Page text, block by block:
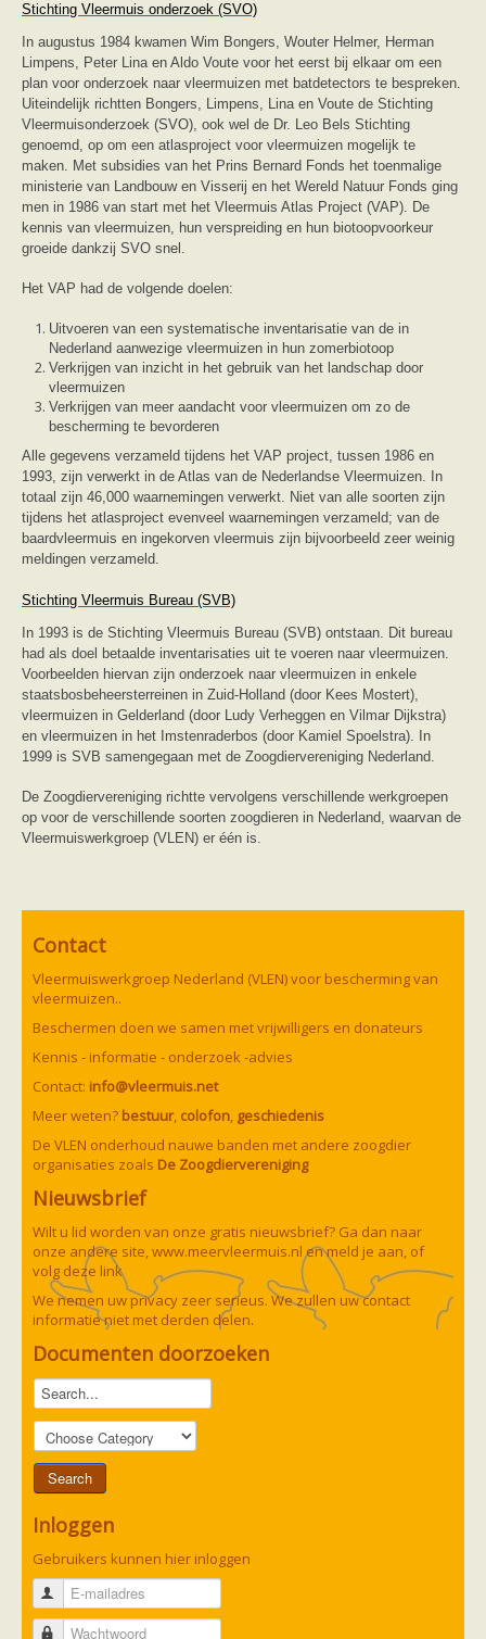
Nieuwsberichten
Informatiefolders
Nederland
Buitenland
Meer dan vleermuizen
Handleidingen
Vlendag presentaties
Vlennieuwsbrief
Overige publicaties
zoonose info (rabies, corona, etc)
rapporten
Handleiding
Overig
Forum
Stichting Vleermuis onderzoek (SVO)
In augustus 1984 kwamen Wim Bongers, Wouter Helmer, Herman
Limpens, Peter Lina en Aldo Voute voor het eerst bij elkaar om een
plan voor onderzoek naar vleermuizen met batdetectors te bespreken.
Uiteindelijk richtten Bongers, Limpens, Lina en Voute de Stichting
Vleermuisonderzoek (SVO), ook wel de Dr. Leo Bels Stichting
genoemd, op om een atlasproject voor vleermuizen mogelijk te
maken. Met subsidies van het Prins Bernard Fonds het toenmalige
ministerie van Landbouw en Visserij en het Wereld Natuur Fonds ging
men in 1986 van start met het Vleermuis Atlas Project (VAP). De
kennis van vleermuizen, hun verspreiding en hun biotoopvoorkeur
groeide dankzij SVO snel.
Het VAP had de volgende doelen:
Uitvoeren van een systematische inventarisatie van de in
Nederland aanwezige vleermuizen in hun zomerbiotoop
Verkrijgen van inzicht in het gebruik van het landschap door
vleermuizen
Verkrijgen van meer aandacht voor vleermuizen om zo de
bescherming te bevorderen
Alle gegevens verzameld tijdens het VAP project, tussen 1986 en
1993, zijn verwerkt in de Atlas van de Nederlandse Vleermuizen. In
totaal zijn 46,000 waarnemingen verwerkt. Niet van alle soorten zijn
tijdens het atlasproject evenveel waarnemingen verzameld; van de
baardvleermuis en ingekorven vleermuis zijn bijvoorbeeld zeer weinig
meldingen verzameld.
Stichting Vleermuis Bureau (SVB)
In 1993 is de Stichting Vleermuis Bureau (SVB) ontstaan. Dit bureau
had als doel betaalde inventarisaties uit te voeren naar vleermuizen.
Voorbeelden hiervan zijn onderzoek naar vleermuizen in enkele
staatsbosbeheersterreinen in Zuid-Holland (door Kees Mostert),
vleermuizen in Gelderland (door Ludy Verheggen en Vilmar Dijkstra)
en vleermuizen in het Imstenraderbos (door Kamiel Spoelstra). In
1999 is SVB samengegaan met de Zoogdiervereniging Nederland.
De Zoogdiervereniging richtte vervolgens verschillende werkgroepen
op voor de verschillende soorten zoogdieren in Nederland, waarvan de
Vleermuiswerkgroep (VLEN) er één is.
Contact
Vleermuiswerkgroep Nederland (VLEN) voor bescherming van
vleermuizen..
Beschermen doen we samen met vrijwilligers en donateurs
Kennis - informatie - onderzoek -advies
Contact: info@vleermuis.net
Meer weten? bestuur, colofon geschiedenis
De VLEN onderhoud nauwe banden met andere zoogdier
organisaties zoals De Zoogdiervereniging
Nieuwsbrief
Wilt u lid worden van onze gratis nieuwsbrief? Ga dan naar
onze andere site, www.meervleermuis.nlen meld je aan, of
volg deze link
We nemen uw privacy zeer serieus. We zullen uw contact
informatie niet met derden delen.
Documenten doorzoeken
Inloggen
Gebruikers kunnen hier inloggen
E-mailadres
Wachtwoord